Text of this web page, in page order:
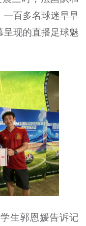
一百多名球迷早早
呈现的直播足球魅
生郭恩媛告诉记